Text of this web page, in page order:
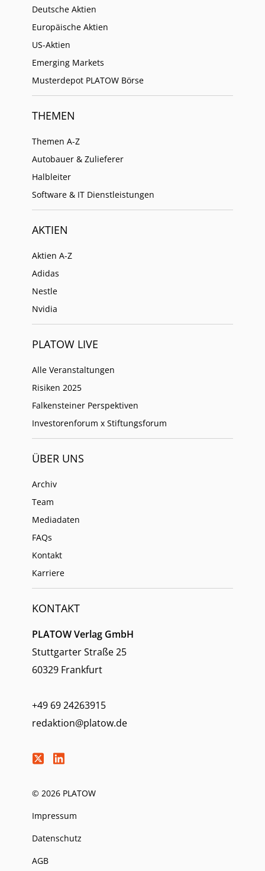
Deutsche Aktien
Europäische Aktien
US-Aktien
Emerging Markets
Musterdepot PLATOW Börse
THEMEN
Themen A-Z
Autobauer & Zulieferer
Halbleiter
Software & IT Dienstleistungen
AKTIEN
Aktien A-Z
Adidas
Nestle
Nvidia
PLATOW LIVE
Alle Veranstaltungen
Risiken 2025
Falkensteiner Perspektiven
Investorenforum x Stiftungsforum
ÜBER UNS
Archiv
Team
Mediadaten
FAQs
Kontakt
Karriere
KONTAKT
PLATOW Verlag GmbH
Stuttgarter Straße 25
60329 Frankfurt
+49 69 24263915
redaktion@platow.de
© 2026 PLATOW
Impressum
Datenschutz
AGB